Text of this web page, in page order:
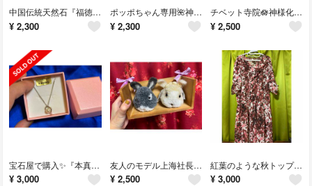
中国伝統天然石『福徳ネックレス守り』友人のモデル上海社長お嬢様私物🧡やんちゃんの天然石福徳ネックレス守り
¥ 2,300
ポッポちゃん専用🌺神様尽くしチベット寺院チャーム』🪷神様尽くしチャーム✨友人香港社長のチベット神様化身守り合金チャーム
¥ 2,300
チベット寺院🪷神様化身ネックレス✨友人香港社長のチベット神様化身守りネックレス
¥ 2,500
宝石屋で購入✨『本真珠ハート型ネックレス』友人の名古屋社長夫人私物🌹本真珠
¥ 3,000
友人のモデル上海社長やんちゃんの私物❤️やんちゃんのお部屋の激カワ❤️ラッキーうさぎ
¥ 2,500
紅葉のような秋トップス🍁サイズM🍁美しすぎる夏秋トップス🍁サイズM🍁友人の上海社長モデルやんちゃん私物🌹秋支度トップス
¥ 3,000